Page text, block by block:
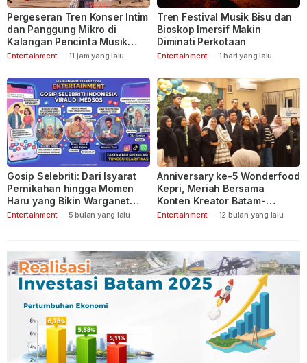
Entertainment - 11 jam yang lalu
Pergeseran Tren Konser Intim
dan Panggung Mikro di
Kalangan Pencinta Musik
Indonesia
Entertainment - 1 hari yang lalu
Tren Festival Musik Bisu dan
Bioskop Imersif Makin
Diminati Perkotaan
Entertainment - 5 bulan yang lalu
Gosip Selebriti: Dari Isyarat
Pernikahan hingga Momen
Haru yang Bikin Warganet
Berspekulasi
Entertainment - 12 bulan yang lalu
Anniversary ke-5 Wonderfood
Kepri, Meriah Bersama
Konten Kreator Batam-
Tanjungpinang